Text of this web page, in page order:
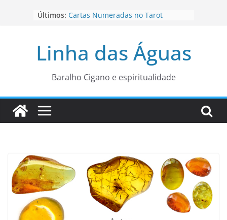
Últimos: Cartas Numeradas no Tarot
para está fase
Os Naipes no Tarot
Cartas da Corte no Tarot
Linha das Águas
Baralho Cigano e espiritualidade